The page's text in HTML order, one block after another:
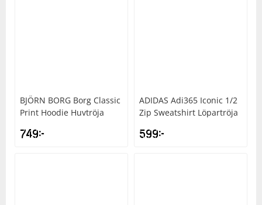
BJÖRN BORG Borg Classic
Print Hoodie Huvtröja
749kr
ADIDAS Adi365 Iconic 1/2
Zip Sweatshirt Löpartröja
599kr